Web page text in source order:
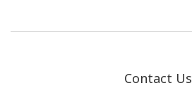
Contact Us